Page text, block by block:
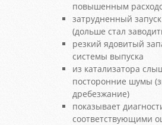
повышенным
затрудненный
(дольше стал
резкий ядовитый
системы выпуска
из катализатора
посторонние шумы
дребезжание)
показывает
соответствующими